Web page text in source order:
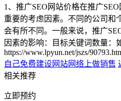
1、推广SEO网站价格在推广
重要的考虑因素。不同的公司和
会有所不同。一般来说，推广
因素的影响：目标关键词数量：
https://www.lpyun.net/jszs/
自己免费建设网站网络上做销售
相关推荐
立即预约